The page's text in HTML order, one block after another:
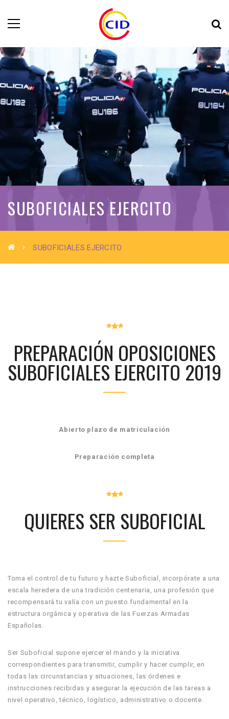
SUBOFICIALES EJERCITO
SUBOFICIALES EJERCITO
PREPARACIÓN OPOSICIONES
SUBOFICIALES EJERCITO 2019
Abierto plazo de matriculación
Preparación completa
QUIERES SER SUBOFICIAL
Toma el control de tu futuro y hazte Suboficial, incorpórate a una
escala heredera de una tradición centenaria, una profesión que
recompensará tu valía con un puesto fundamental en la
estructura orgánica y operativa de las Fuerzas Armadas
Españolas.
Ser Suboficial supone ejercer el mando y la iniciativa
correspondientes para transmitir, cumplir y hacer cumplir, en
todas las circunstancias y situaciones, las órdenes e
instrucciones recibidas y asegurar la ejecución de las tareas a
nivel operativo, técnico, logístico, administrativo o docente.